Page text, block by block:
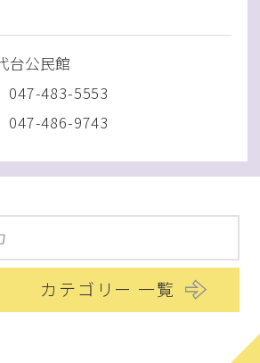
台公民館
047-483-5553
047-486-9743
カテゴリー 一覧